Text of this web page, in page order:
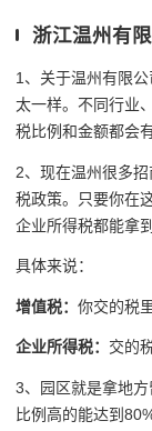
浙江温州有
1、关于温州有限
太一样。不同行业
税比例和金额都会
2、现在温州很多
税政策。只要你在
企业所得税都能拿
具体来说：
增值税： 你交的税
企业所得税： 交的
3、园区就是拿地
比例高的能达到